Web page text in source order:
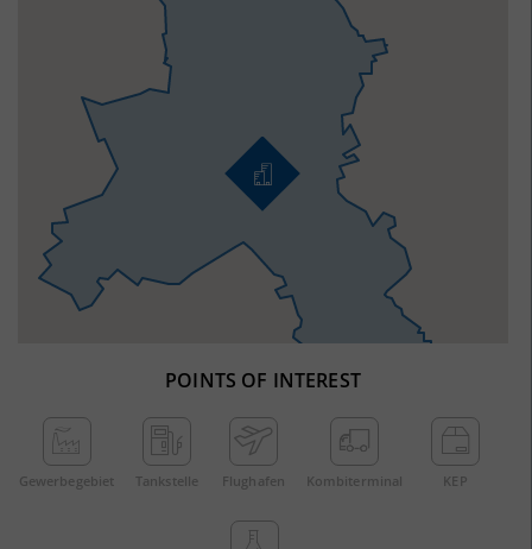
POINTS OF INTEREST
Gewerbe­gebiet Tankstelle Flughafen Kombi­terminal KEP